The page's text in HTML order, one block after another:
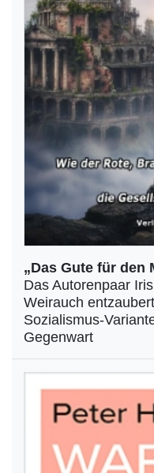
„Das Gute für den
Das Autorenpaar
Weirauch
Sozialismus-
Gegenwart